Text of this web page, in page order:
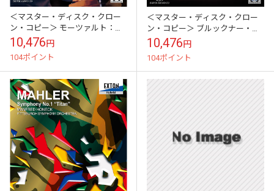
＜マスター・ディスク・クロー
ン・コピー＞ モーツァルト：ピ
アノ協奏曲第17番、20番
10,476円
104ポイント
＜マスター・ディスク・クロー
ン・コピー＞ ブルックナー・イ
ン・カテドラル
10,476円
104ポイント